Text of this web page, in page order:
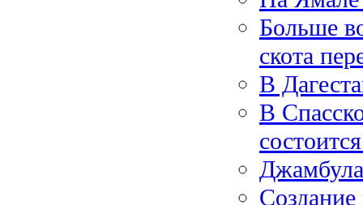
Больше
скота
В
В